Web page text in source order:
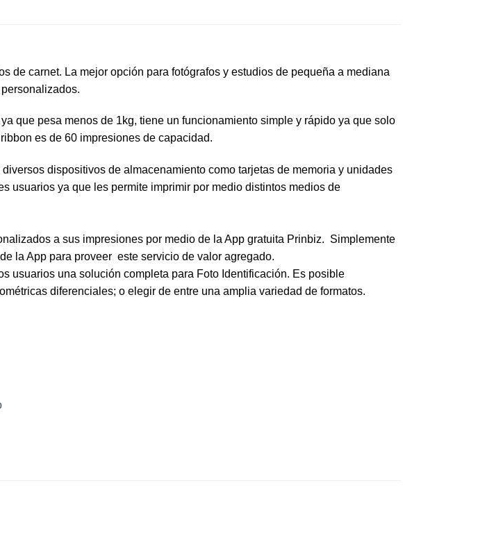
de carnet. La mejor opción para fotógrafos y estudios de pequeña a mediana
que pesa menos de 1kg, tiene un funcionamiento simple y rápido ya que solo
es de 60 impresiones de capacidad.
dispositivos de almacenamiento como tarjetas de memoria y unidades
usuarios ya que les permite imprimir por medio distintos medios de
a sus impresiones por medio de la App gratuita Prinbiz. Simplemente
la App para proveer este servicio de valor agregado.
usuarios una solución completa para Foto Identificación. Es posible
diferenciales; o elegir de entre una amplia variedad de formatos.